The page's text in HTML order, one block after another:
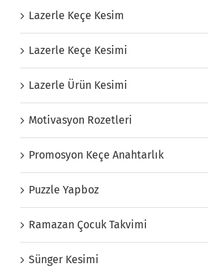
Lazerle Keçe Kesim
Lazerle Keçe Kesimi
Lazerle Ürün Kesimi
Motivasyon Rozetleri
Promosyon Keçe Anahtarlık
Puzzle Yapboz
Ramazan Çocuk Takvimi
Sünger Kesimi